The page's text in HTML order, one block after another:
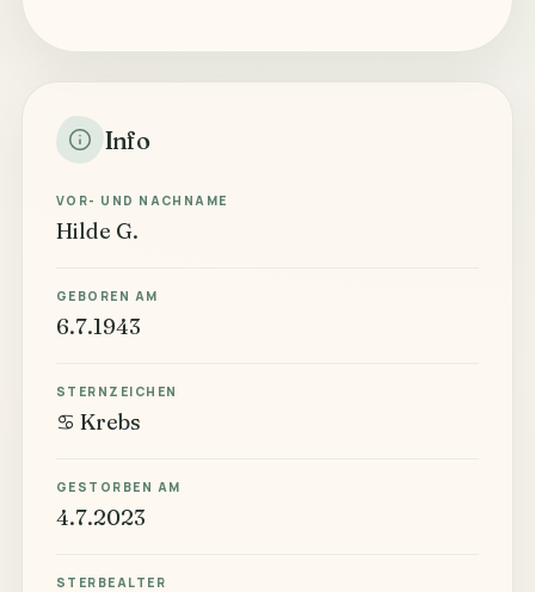
Info
VOR- UND NACHNAME
Hilde G.
GEBOREN AM
6.7.1943
STERNZEICHEN
♋ Krebs
GESTORBEN AM
4.7.2023
STERBEALTER